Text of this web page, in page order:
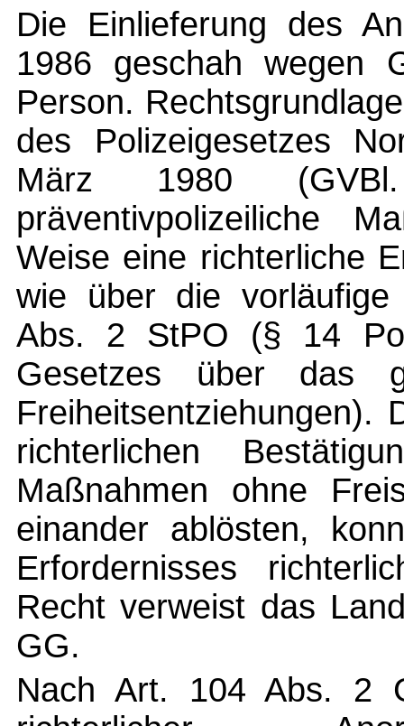
Die Einlieferung des
1986 geschah wegen
Person.
des Polizeigesetzes
März 1980
präventivpolizeiliche
Weise eine richterliche
wie über die
Abs. 2 StPO (§ 14
Gesetzes über das
Freiheitsentziehungen).
richterlichen
Maßnahmen ohne
einander ablösten,
Erfordernisses
Recht verweist das
GG.
Nach Art. 104 Abs. 2